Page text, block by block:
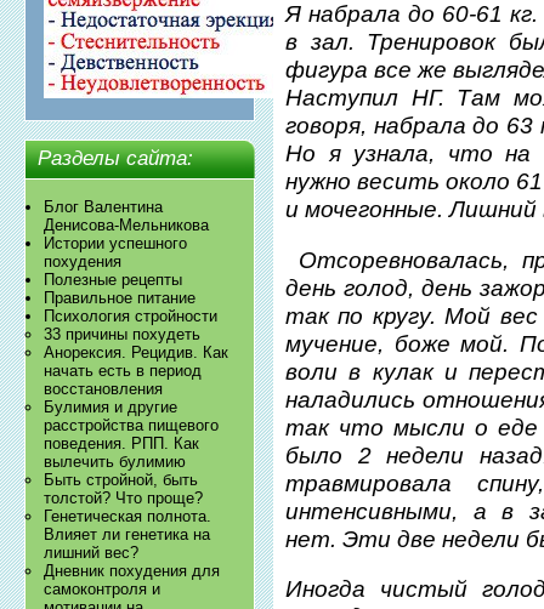
Разделы сайта:
Блог Валентина
Денисова-Мельникова
Истории успешного
похудения
Полезные рецепты
Правильное питание
Психология стройности
33 причины похудеть
Анорексия. Рецидив. Как
начать есть в период
восстановления
Булимия и другие
расстройства пищевого
поведения. РПП. Как
вылечить булимию
Быть стройной, быть
толстой? Что проще?
Генетическая полнота.
Влияет ли генетика на
лишний вес?
Дневник похудения для
самоконтроля и
Я набрала до 60-61
в зал. Тренировок
фигура все же
Наступил НГ. Там
говоря, набрала до
Но я узнала, что на
нужно весить около
и мочегонные.
Отсоревновалась,
день голод, день
так по кругу. Мой
мучение, боже мой.
воли в кулак и
наладились
так что мысли о еде
было 2 недели
травмировала
интенсивными, а в
нет. Эти две недели
Иногда чистый